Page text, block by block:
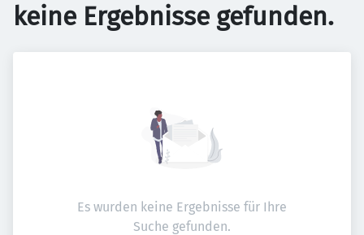
keine Ergebnisse gefunden.
Es wurden keine Ergebnisse für Ihre
Suche gefunden.